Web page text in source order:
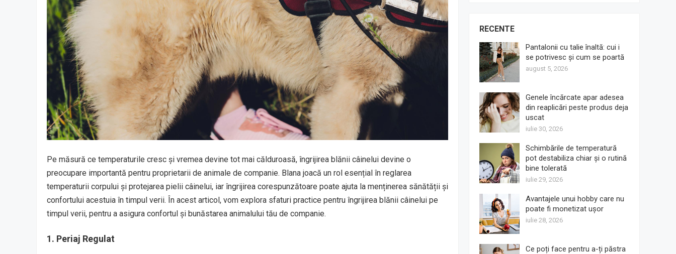
Pe măsură ce temperaturile cresc și vremea devine tot mai călduroasă, îngrijirea blănii câinelui devine o
preocupare importantă pentru proprietarii de animale de companie. Blana joacă un rol esențial în reglarea
temperaturii corpului și protejarea pielii câinelui, iar îngrijirea corespunzătoare poate ajuta la menținerea sănătății și
confortului acestuia în timpul verii. În acest articol, vom explora sfaturi practice pentru îngrijirea blănii câinelui pe
timpul verii, pentru a asigura confortul și bunăstarea animalului tău de companie.
1. Periaj Regulat
RECENTE
Pantalonii cu talie înaltă: cui i
se potrivesc și cum se poartă
august 5, 2026
Genele încărcate apar adesea
din reaplicări peste produs deja
uscat
iulie 30, 2026
Schimbările de temperatură
pot destabiliza chiar și o rutină
bine tolerată
iulie 29, 2026
Avantajele unui hobby care nu
poate fi monetizat ușor
iulie 28, 2026
Ce poți face pentru a-ți păstra